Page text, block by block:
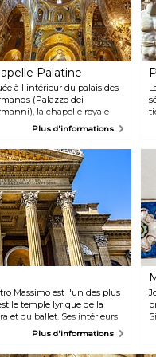
Palatine
à l'intérieur du palais des
(Palazzo dei
la chapelle royale
rois normands de Sicile, ou
d'art arabo-normand
ville. Chaque centimètre
miracle d'artisanat, des
dorées recouvrant les
aux sols en marbre et aux
en bois sculpté.
Plus d'informations
Massimo est l'un des plus
le temple lyrique de la
et du ballet. Ses intérieurs
visite de 30 minutes,
Plus d'informations